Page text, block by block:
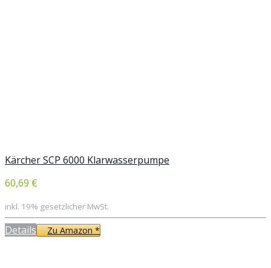
Kärcher SCP 6000 Klarwasserpumpe
60,69 €
inkl. 19% gesetzlicher MwSt.
Details Zu Amazon *